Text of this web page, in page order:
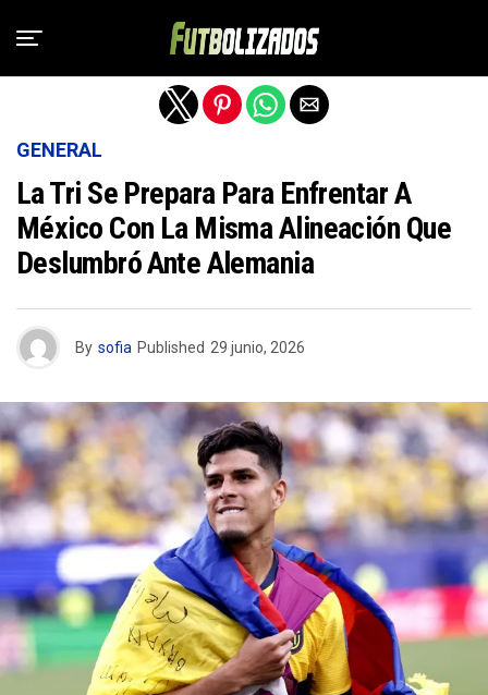
GENERAL
La Tri Se Prepara Para Enfrentar A
México Con La Misma Alineación Que
Deslumbró Ante Alemania
By sofia Published 29 junio, 2026
Salir de la versión móvil